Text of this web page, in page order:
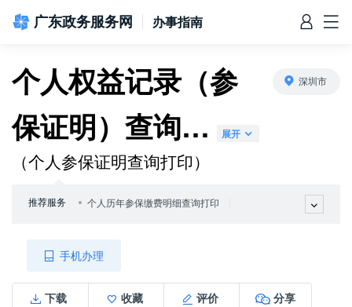
留言信箱
建言献策
信访相关法规
便民服务
百姓论坛
政府热线
网上调查
在线访谈
法律服务
领导信箱
未加载图片
政务微博
网络问政
意见征集
部门信箱
信访常见问题
信件回复
网上举报
公众监督
我要留言
广东政务服务网 办事指南
个人权益记录（参
保证明）查询…
展开
深圳市
（个人参保证明查询打印）
推荐服务
个人历年参保缴费明细查询打印
手机办理
下载 收藏 评价 分享